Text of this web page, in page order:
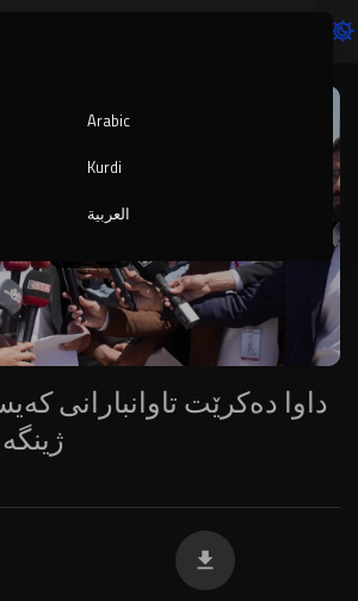
auto
داوا دەکرێت تاوانبارانی
Arabic
Kurdi
العربية